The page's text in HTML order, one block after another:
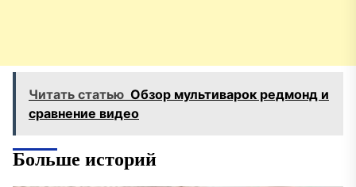
Читать статью Обзор мультиварок редмонд и
сравнение видео
Больше историй